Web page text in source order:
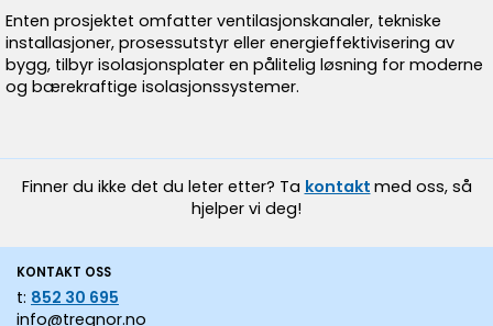
Enten prosjektet omfatter ventilasjonskanaler, tekniske
installasjoner, prosessutstyr eller energieffektivisering av
bygg, tilbyr isolasjonsplater en pålitelig løsning for moderne
og bærekraftige isolasjonssystemer.
Finner du ikke det du leter etter? Ta kontakt med oss, så
hjelper vi deg!
KONTAKT OSS
t: 852 30 695
info@tregnor.no